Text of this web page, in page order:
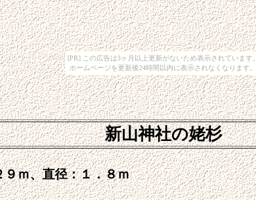
[PR] この広告は3ヶ月以上更新がないため表示されています。
ホームページを更新後24時間以内に表示されなくなります。
新山神社の姥杉
ｍ、直径：１．８ｍ